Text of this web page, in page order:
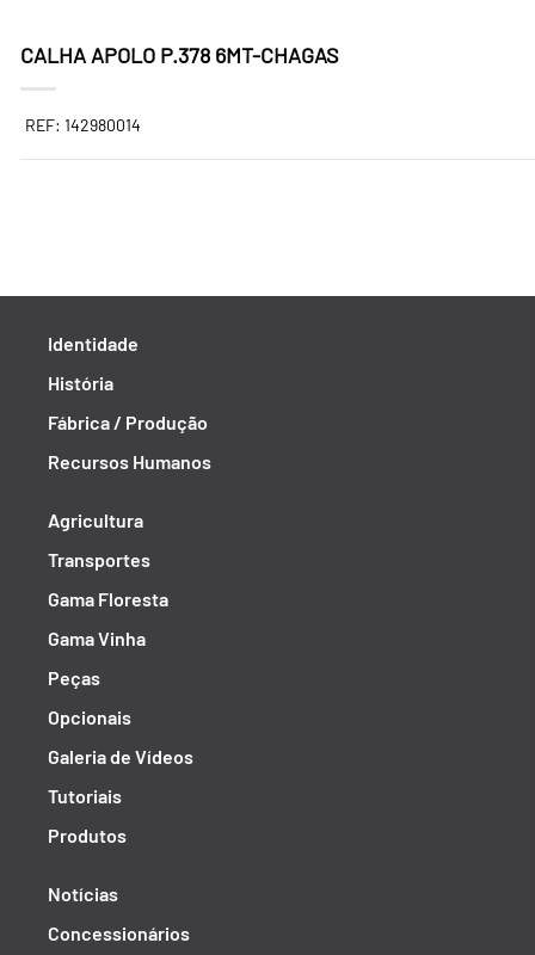
CALHA APOLO P.378 6MT-CHAGAS
REF: 142980014
Identidade
História
Fábrica / Produção
Recursos Humanos
Agricultura
Transportes
Gama Floresta
Gama Vinha
Peças
Opcionais
Galeria de Vídeos
Tutoriais
Produtos
Notícias
Concessionários